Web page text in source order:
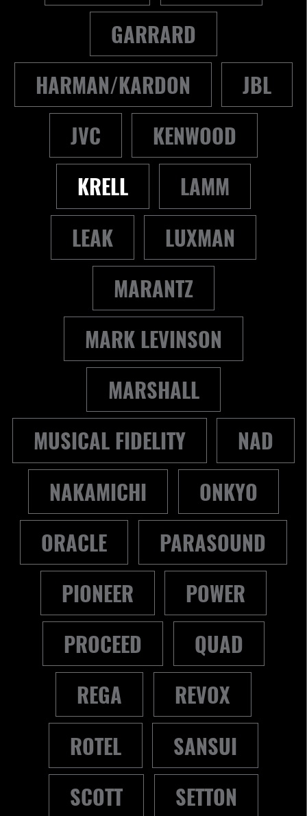
GARRARD
HARMAN/KARDON
JBL
JVC
KENWOOD
KRELL
LAMM
LEAK
LUXMAN
MARANTZ
MARK LEVINSON
MARSHALL
MUSICAL FIDELITY
NAD
NAKAMICHI
ONKYO
ORACLE
PARASOUND
PIONEER
POWER
PROCEED
QUAD
REGA
REVOX
ROTEL
SANSUI
SCOTT
SETTON